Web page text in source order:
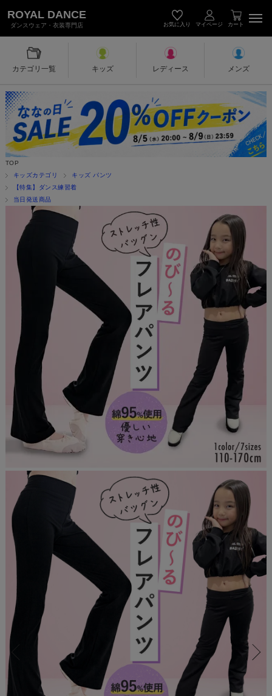
ROYAL DANCE キッズダンス衣装・レディース＆メ
ダンスウェア・衣装専門店 お気に入り マイページ カート
カテゴリ一覧 キッズ レディース メンズ
TOP
キッズカテゴリ
キッズ パンツ
【特集】ダンス練習着
当日発送商品